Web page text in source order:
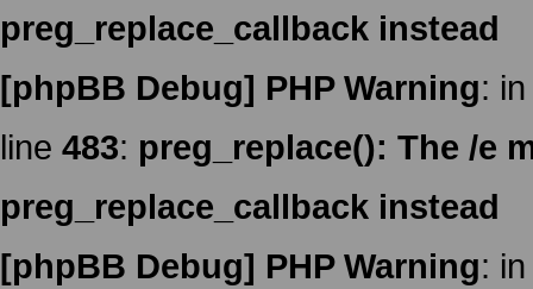
preg_replace_callback instead
[phpBB Debug] PHP Warning:
line 483: preg_replace(): The /e
preg_replace_callback instead
[phpBB Debug] PHP Warning: